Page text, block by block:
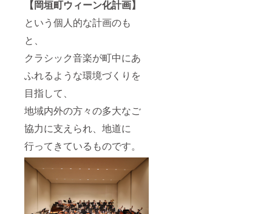
【岡垣町ウィーン化計画】
という個人的な計画のも
と、
クラシック音楽が町中にあ
ふれるような環境づくりを
目指して、
地域内外の方々の多大なご
協力に支えられ、地道に
行ってきているものです。